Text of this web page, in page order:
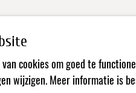
cookies om goed te
wijzigen. Meer informatie is
pioniers zet De
maken van het dagelijks leven.